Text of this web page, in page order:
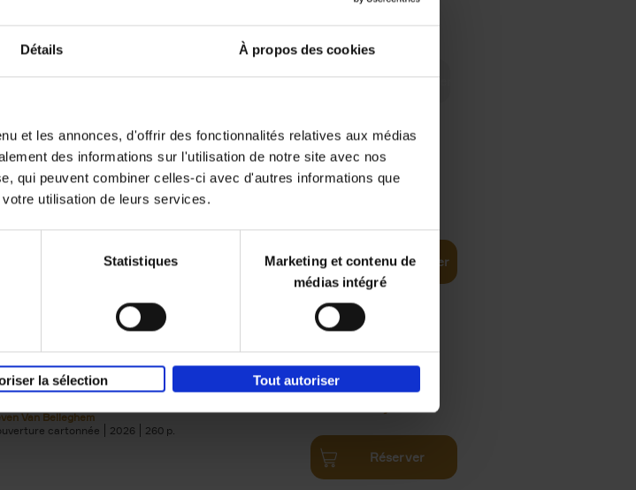
Détails À propos des cookies
et les annonces, d'offrir des fonctionnalités relatives aux médias
des informations sur l'utilisation de notre site avec nos
qui peuvent combiner celles-ci avec d'autres informations que
utilisation de leurs services.
Statistiques
Marketing et contenu de
médias intégré
la sélection Tout autoriser
(EN)
and Implement a Winning Strategy as a
Van Ossel
29,
marketing like a PRO -
revised edition (EN)
Ajouter au panier
Loyalty (ENG)
Van Belleghem
cartonnée
2026 260
€34,99
Réserver